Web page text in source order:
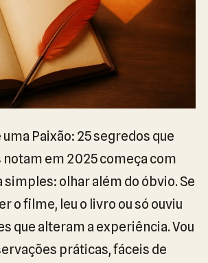
uma Paixão: 25 segredos que
notam em 2025 começa com
olhar além do óbvio. Se
o filme, leu o livro ou só ouviu
que alteram a experiência. Vou
práticas, fáceis de